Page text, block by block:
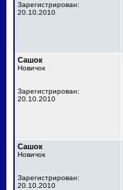
Зарегистрирован:
20.10.2010
Сашок
Новичок
Зарегистрирован:
20.10.2010
Сашок
Новичок
Зарегистрирован:
20.10.2010